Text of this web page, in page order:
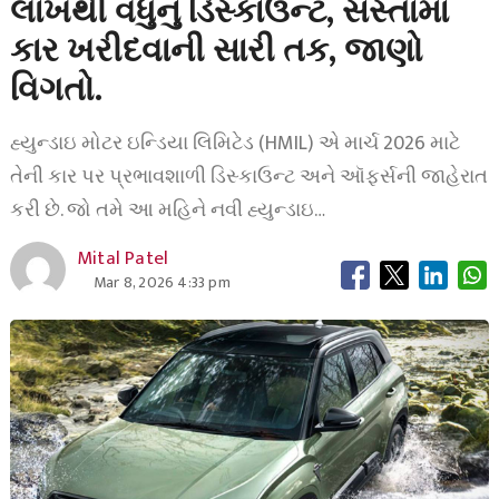
લાખથી વધુનું ડિસ્કાઉન્ટ, સસ્તામાં
કાર ખરીદવાની સારી તક, જાણો
વિગતો.
હ્યુન્ડાઇ મોટર ઇન્ડિયા લિમિટેડ (HMIL) એ માર્ચ 2026 માટે
તેની કાર પર પ્રભાવશાળી ડિસ્કાઉન્ટ અને ઑફર્સની જાહેરાત
કરી છે. જો તમે આ મહિને નવી હ્યુન્ડાઇ…
Mital Patel
Mar 8, 2026 4:33 pm